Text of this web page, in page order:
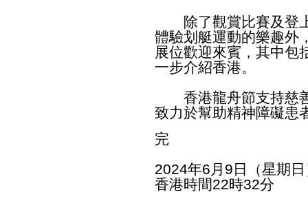
除了觀賞比賽及登上
體驗划艇運動的樂趣外
展位歡迎來賓，其中包
一步介紹香港。
香港龍舟節支持慈
致力於幫助精神障礙患
完
2024年6月9日（星期
香港時間22時32分